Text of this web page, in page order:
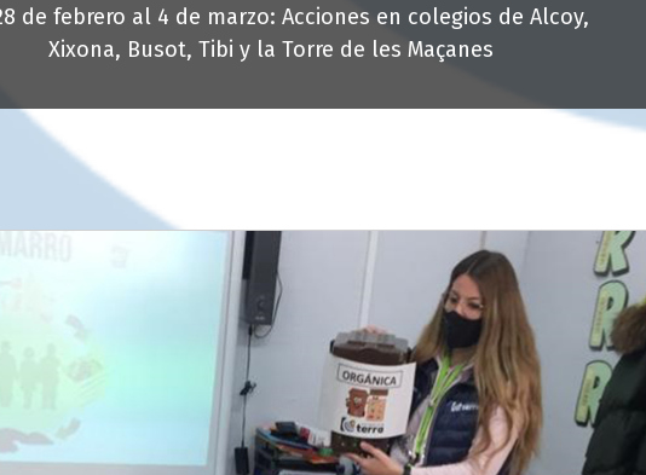
de febrero al 4 de marzo: Acciones en colegios de Alcoy,
Xixona, Busot, Tibi y la Torre de les Maçanes